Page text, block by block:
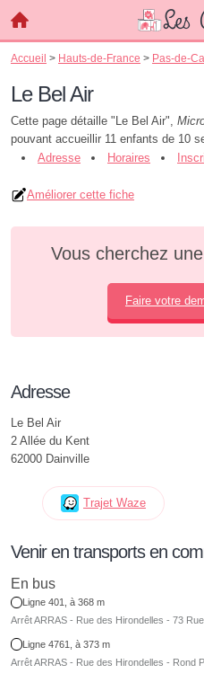
Accueil > Hauts-de-France > Pas-de-
Le Bel Air
Cette page détaille "Le Bel Air",
pouvant accueillir 11 enfants de 10
Adresse
Horaires
Améliorer cette fiche
Vous cherchez
Faire votre
Adresse
Le Bel Air
2 Allée du Kent
62000 Dainville
Trajet Waze
Venir en transports en
En bus
Ligne 401, à 368 m
Arrêt ARRAS - Rue des Hirondelles - 73
Ligne 4761, à 373 m
Arrêt ARRAS - Rue des Hirondelles - Rond